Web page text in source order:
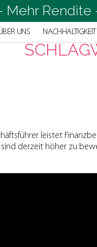
Rendite
UNS NACHHALTIGKEIT
leistet
derzeit höher zu